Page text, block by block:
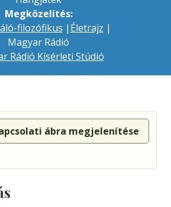
Megközelítés:
filozófikus | Életrajz |
Magyar Rádió
Rádió Kísérleti Stúdió
ábra megjelenítése